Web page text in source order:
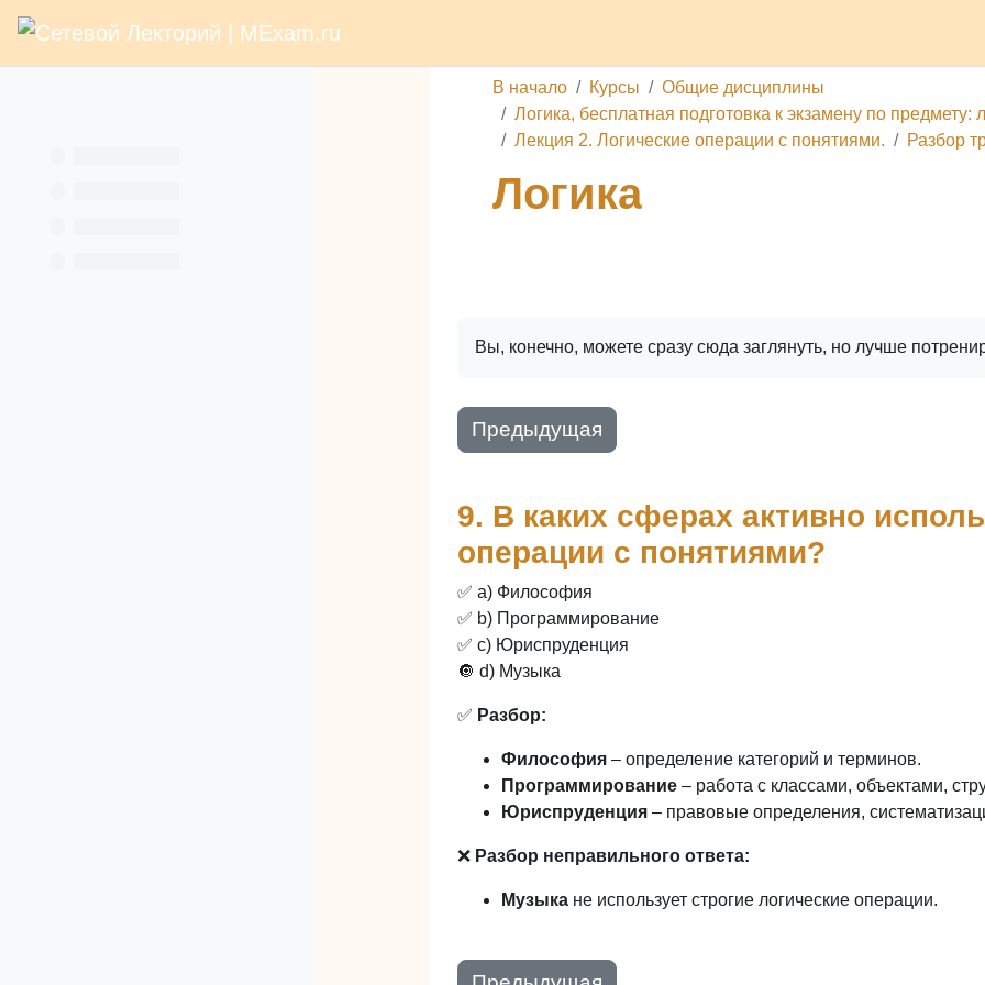
В начало Курсы
Общие дисциплины
Логика, бесплатная подготовка к экзамену по предмету:
Лекция 2. Логические операции с понятиями.
Разбор
Логика
Вы, конечно, можете сразу сюда заглянуть, но лучше
Предыдущая
9. В каких сферах активно
операции с понятиями?
✅ a) Философия
✅ b) Программирование
✅ c) Юриспруденция
🔘 d) Музыка
✅ Разбор:
Философия– определение категорий и терминов.
Программирование– работа с классами, объектами,
Юриспруденция– правовые определения,
❌ Разбор неправильного ответа:
Музыкане использует строгие логические операции.